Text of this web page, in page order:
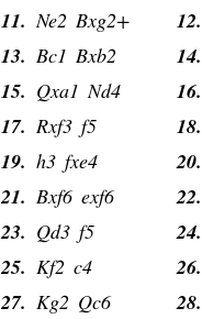
11. Ne2 Bxg2+ 12.
13. Bc1 Bxb2 14.
15. Qxa1 Nd4 16.
17. Rxf3 f5 18.
19. h3 fxe4 20.
21. Bxf6 exf6 22.
23. Qd3 f5 24.
25. Kf2 c4 26.
27. Kg2 Qc6 28.